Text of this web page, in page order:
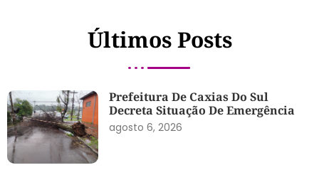
Últimos Posts
Prefeitura De Caxias Do Sul
Decreta Situação De Emergência
agosto 6, 2026